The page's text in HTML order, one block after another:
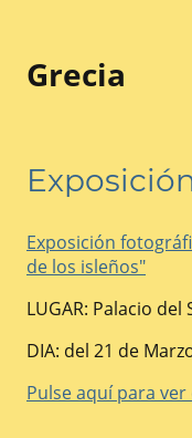
Grecia
Exposición
de los isleños"
LUGAR: Palacio del
DIA: del 21 de
Pulse aquí para ver